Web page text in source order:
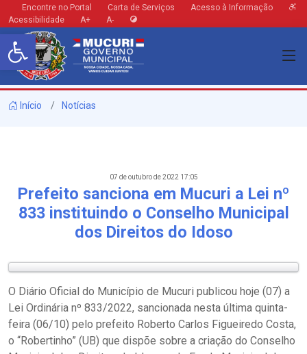
Barra de Ferramentas Aberta
Encontre no Portal Carta de Serviços
Acesso à Informação
Acessibilidade
A+ A-
Início Notícias
07 de outubro de 2022 17:05
Prefeito sanciona em Mucuri a Lei nº
833 instituindo o Conselho Municipal
dos Direitos do Idoso
O Diário Oficial do Município de Mucuri publicou hoje (07) a
Lei Ordinária nº 833/2022, sancionada nesta última quinta-
feira (06/10) pelo prefeito Roberto Carlos Figueiredo Costa,
o “Robertinho” (UB) que dispõe sobre a criação do Conselho